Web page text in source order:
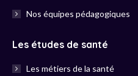
Nos équipes pédagogiques
Les études de santé
Les métiers de la santé